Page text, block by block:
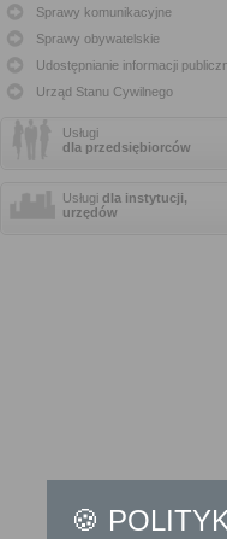
Sprawy komunikacyjne
Sprawy obywatelskie
Udostępnianie informacji
Urząd Stanu Cywilnego
Usługi
dla przedsiębiorców
Usługi dla instytucji,
urzędów
🍪